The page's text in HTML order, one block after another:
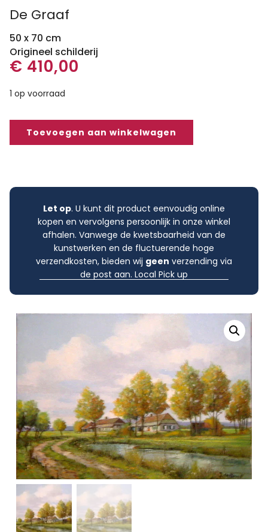
De Graaf
50 x 70 cm
Origineel schilderij
€ 410,00
1 op voorraad
Toevoegen aan winkelwagen
Let op. U kunt dit product eenvoudig online
kopen en vervolgens persoonlijk in onze winkel
afhalen. Vanwege de kwetsbaarheid van de
kunstwerken en de fluctuerende hoge
verzendkosten, bieden wij geen verzending via
de post aan. Local Pick up